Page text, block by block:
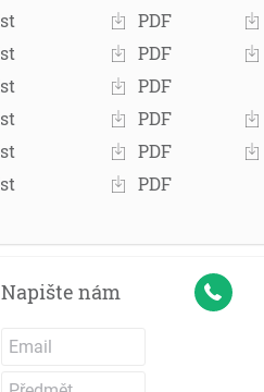
PDF
PDF
PDF
PDF
PDF
PDF
Napište nám